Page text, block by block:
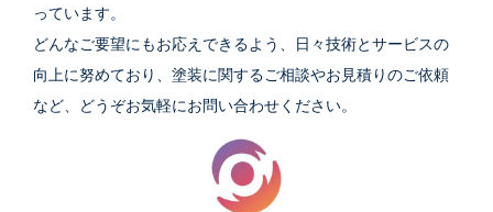
っています。
どんなご要望にもお応えできるよう、日々技術とサービスの
向上に努めており、塗装に関するご相談やお見積りのご依頼
など、どうぞお気軽にお問い合わせください。